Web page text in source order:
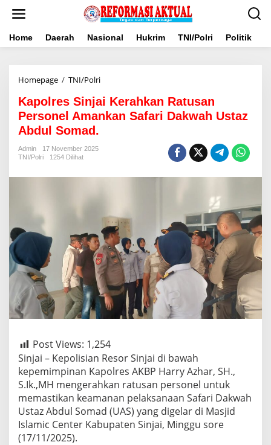
Home Daerah Nasional Hukrim TNI/Polri Politik
Homepage / TNI/PolriKapolres
Kerahkan
Ratusan
Personel
Abdul
Kapolres Sinjai Kerahkan Ratusan
Personel Amankan Safari Dakwah Ustaz
Abdul Somad.
Admin
17 November 2025
TNI/Polri
1254 Dilihat
Post Views: 1,254
Sinjai – Kepolisian Resor Sinjai di bawah
kepemimpinan Kapolres AKBP Harry Azhar, SH.,
S.Ik.,MH mengerahkan ratusan personel untuk
memastikan keamanan pelaksanaan Safari Dakwah
Ustaz Abdul Somad (UAS) yang digelar di Masjid
Islamic Center Kabupaten Sinjai, Minggu sore
(17/11/2025).